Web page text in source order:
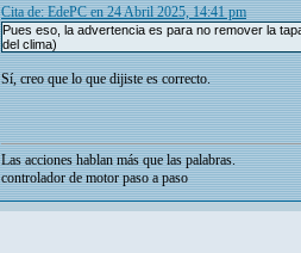
Cita de: EdePC en 24 Abril 2025, 14:41 pm
Pues eso, la advertencia es para no remover la
del clima)
Sí, creo que lo que dijiste es correcto.
Las acciones hablan más que las palabras.
controlador de motor paso a paso